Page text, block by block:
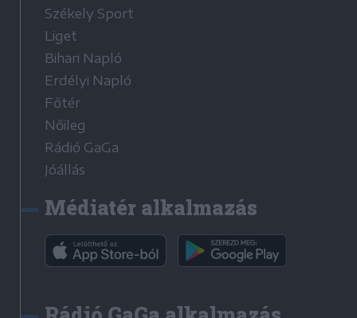
Székely Sport
Liget
Bihari Napló
Erdélyi Napló
Főtér
Nőileg
Rádió GaGa
Jóállás
Médiatér alkalmazás